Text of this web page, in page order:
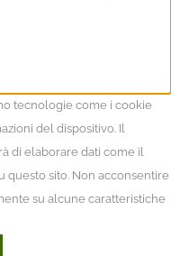
tecnologie come i cookie
del dispositivo. Il
di elaborare dati come il
questo sito. Non acconsentire
su alcune caratteristiche